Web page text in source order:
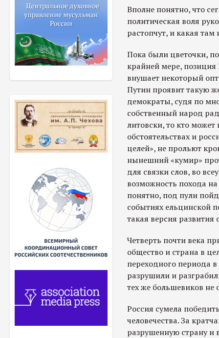
Вполне понятно, что
политическая воля
растопчут, и какая
Пока были цветочки,
крайней мере,
внушает некоторый
Путин проявит такую
демократы, судя по
собственный народ
литовски, то кто
обстоятельствах и
целей», не прольют
нынешний «кумир»
для связки слов, во
возможность похода
понятно, под пули
событиях ельцинской
такая версия развития
Четверть почти века
общество и страна в
переходного периода
разрушили и
тех же большевиков не
Россия сумела
человечества. За
разрушенную страну и